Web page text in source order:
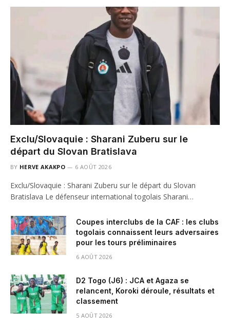
Exclu/Slovaquie : Sharani Zuberu sur le
départ du Slovan Bratislava
BY HERVE AKAKPO 6 AOÛT 2026
Exclu/Slovaquie : Sharani Zuberu sur le départ du Slovan
Bratislava Le défenseur international togolais Sharani…
Coupes interclubs de la CAF : les clubs
togolais connaissent leurs adversaires
pour les tours préliminaires
6 AOÛT 2026
D2 Togo (J6) : JCA et Agaza se
relancent, Koroki déroule, résultats et
classement
5 AOÛT 2026